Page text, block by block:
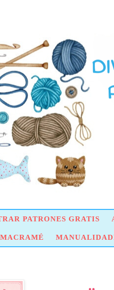
PATRONES GRATIS
MACRAMÉ